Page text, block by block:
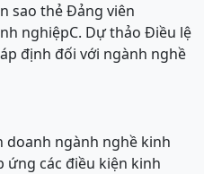
sao thẻ Đảng viên
nghiệpC. Dự thảo Điều lệ
định đối với ngành nghề
doanh ngành nghề kinh
ứng các điều kiện kinh